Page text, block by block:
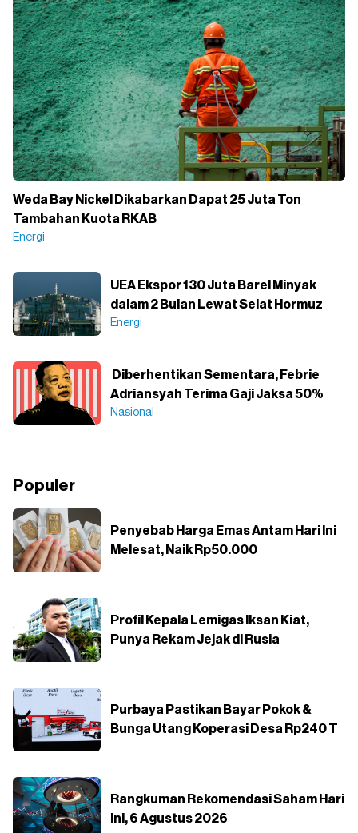
Weda Bay Nickel Dikabarkan Dapat 25 Juta Ton
Tambahan Kuota RKAB
Energi
UEA Ekspor 130 Juta Barel Minyak
dalam 2 Bulan Lewat Selat Hormuz
Energi
Diberhentikan Sementara, Febrie
Adriansyah Terima Gaji Jaksa 50%
Nasional
Populer
Penyebab Harga Emas Antam Hari Ini
Melesat, Naik Rp50.000
Profil Kepala Lemigas Iksan Kiat,
Punya Rekam Jejak di Rusia
Purbaya Pastikan Bayar Pokok &
Bunga Utang Koperasi Desa Rp240 T
Rangkuman Rekomendasi Saham Hari
Ini, 6 Agustus 2026